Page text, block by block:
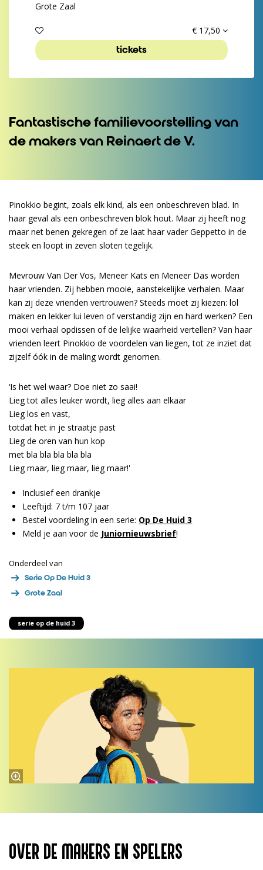
Grote Zaal
€ 17,50
tickets
Fantastische familievoorstelling van
de makers van Reinaert de V.
Pinokkio begint, zoals elk kind, als een onbeschreven blad. In
haar geval als een onbeschreven blok hout. Maar zij heeft nog
maar net benen gekregen of ze laat haar vader Geppetto in de
steek en loopt in zeven sloten tegelijk.
Mevrouw Van Der Vos, Meneer Kats en Meneer Das worden
haar vrienden. Zij hebben mooie, aanstekelijke verhalen. Maar
kan zij deze vrienden vertrouwen? Steeds moet zij kiezen: lol
maken en lekker lui leven of verstandig zijn en hard werken? Een
mooi verhaal opdissen of de lelijke waarheid vertellen? Van haar
vrienden leert Pinokkio de voordelen van liegen, tot ze inziet dat
zijzelf óók in de maling wordt genomen.
‘Is het wel waar? Doe niet zo saai!
Lieg tot alles leuker wordt, lieg alles aan elkaar
Lieg los en vast,
totdat het in je straatje past
Lieg de oren van hun kop
met bla bla bla bla bla
Lieg maar, lieg maar, lieg maar!'
Inclusief een drankje
Leeftijd: 7 t/m 107 jaar
Bestel voordeling in een serie: Op De Huid 3
Meld je aan voor de Juniornieuwsbrief!
Onderdeel van
Serie Op De Huid 3
Grote Zaal
serie op de huid 3
OVER DE MAKERS EN SPELERS